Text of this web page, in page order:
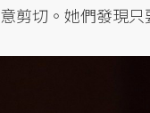
剪切。她們發現